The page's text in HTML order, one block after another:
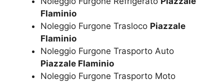
Flaminio
Noleggio Furgone Trasloco Piazzale
Flaminio
Noleggio Furgone Trasporto Auto
Piazzale Flaminio
Noleggio Furgone Trasporto Moto